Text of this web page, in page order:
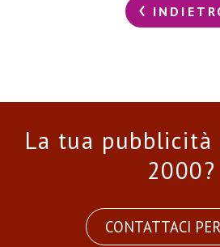
La tua pubblicità
2000?
CONTATTACI